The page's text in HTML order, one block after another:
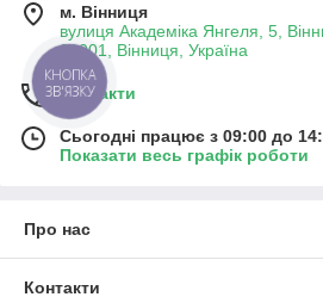
м. Вінниця
вулиця Академіка Янгеля, 5,
21001, Вінниця, Україна
Контакти
Сьогодні працює з 09:00 до
Показати весь графік роботи
Про нас
Контакти
КНОПКА
ЗВ'ЯЗКУ